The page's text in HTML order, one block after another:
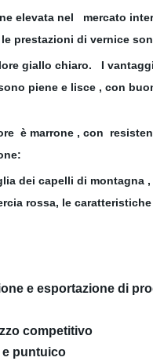
elevata nel mercato
prestazioni di vernice
giallo chiaro. I
piene e lisce , con
è marrone , con
dei capelli di
rossa, le
e esportazione di
competitivo
e puntuico